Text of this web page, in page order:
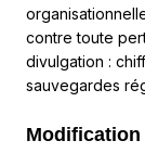
contre toute
divulgation :
sauvegardes